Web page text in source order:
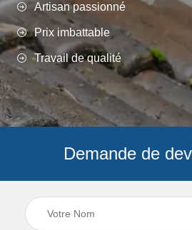
Artisan passionné
Prix imbattable
Travail de qualité
Demande de